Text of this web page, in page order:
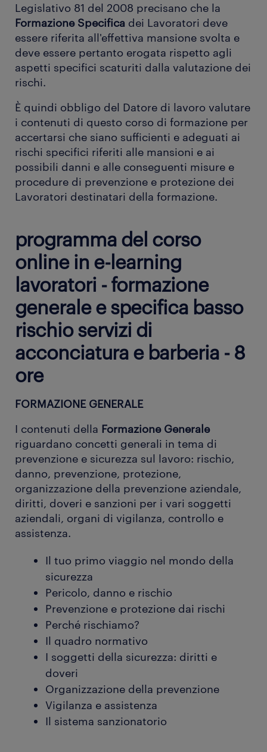
Legislativo 81 del 2008 precisano che la
Formazione Specifica dei Lavoratori deve
essere riferita all'effettiva mansione svolta e
deve essere pertanto erogata rispetto agli
aspetti specifici scaturiti dalla valutazione dei
rischi.
È quindi obbligo del Datore di lavoro valutare
i contenuti di questo corso di formazione per
accertarsi che siano sufficienti e adeguati ai
rischi specifici riferiti alle mansioni e ai
possibili danni e alle conseguenti misure e
procedure di prevenzione e protezione dei
Lavoratori destinatari della formazione.
programma del corso
online in e-learning
lavoratori - formazione
generale e specifica basso
rischio servizi di
acconciatura e barberia - 8
ore
FORMAZIONE GENERALE
I contenuti della Formazione Generale
riguardano concetti generali in tema di
prevenzione e sicurezza sul lavoro: rischio,
danno, prevenzione, protezione,
organizzazione della prevenzione aziendale,
diritti, doveri e sanzioni per i vari soggetti
aziendali, organi di vigilanza, controllo e
assistenza.
Il tuo primo viaggio nel mondo della
sicurezza
Pericolo, danno e rischio
Prevenzione e protezione dai rischi
Perché rischiamo?
Il quadro normativo
I soggetti della sicurezza: diritti e
doveri
Organizzazione della prevenzione
Vigilanza e assistenza
Il sistema sanzionatorio